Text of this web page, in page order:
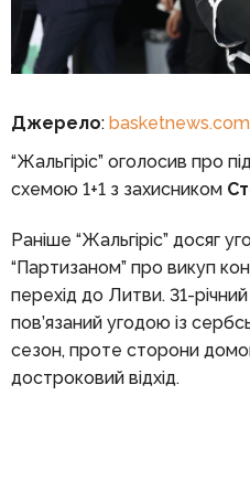
Джерело: basketnews.com
“Жальгіріс” оголосив про
схемою 1+1 з захисником
Раніше “Жальгіріс” досяг
“Партизаном” про викуп
перехід до Литви. 31-
пов’язаний угодою із
сезон, проте сторони
достроковий відхід.